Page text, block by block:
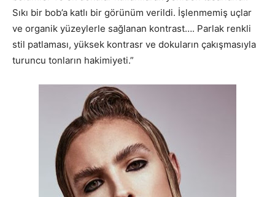
Sıkı bir bob’a katlı bir görünüm verildi. İşlenmemiş uçlar
ve organik yüzeylerle sağlanan kontrast…. Parlak renkli
stil patlaması, yüksek kontrasr ve dokuların çakışmasıyla
turuncu tonların hakimiyeti.”